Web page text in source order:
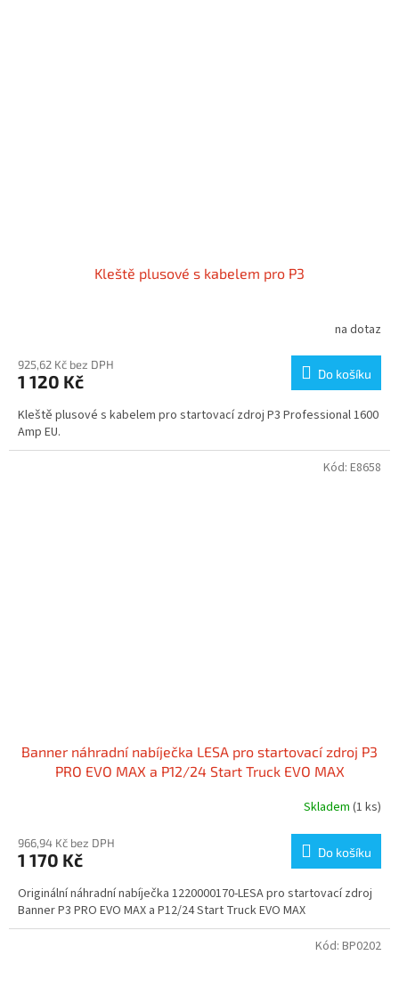
Kleště plusové s kabelem pro P3
na dotaz
925,62 Kč bez DPH
1 120 Kč Do košíku
Kleště plusové s kabelem pro startovací zdroj P3 Professional 1600
Amp EU.
Banner náhradní nabíječka LESA pro startovací zdroj P3
PRO EVO MAX a P12/24 Start Truck EVO MAX
Skladem (1 ks)
966,94 Kč bez DPH
1 170 Kč Do košíku
Originální náhradní nabíječka 1220000170-LESA pro startovací zdroj
Banner P3 PRO EVO MAX a P12/24 Start Truck EVO MAX
Kód: E8658
Kód: BP0202